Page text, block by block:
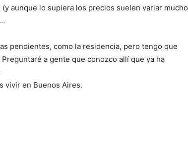
aunque lo supiera los precios suelen variar mucho
pendientes, como la residencia, pero tengo que
a gente que conozco allí que ya ha
vivir en Buenos Aires.